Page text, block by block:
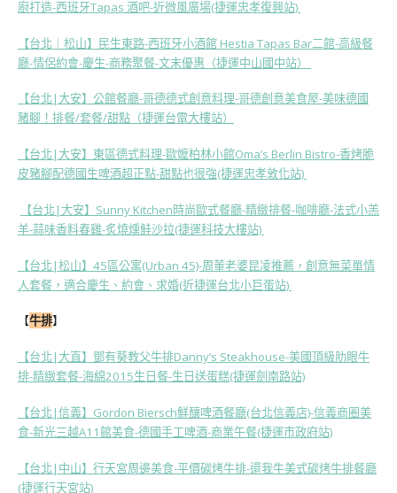
廚打造-西班牙Tapas 酒吧-近微風廣場(捷運忠孝復興站)
【台北｜松山】民生東路-西班牙小酒館 Hestia Tapas Bar二館-高級餐
廳-情侶約會-慶生-商務聚餐-文末優惠（捷運中山國中站）
【台北|大安】公館餐廳-哥德德式創意料理-哥德創意美食屋-美味德國
豬腳！排餐/套餐/甜點（捷運台電大樓站）
【台北|大安】東區德式料理-歐嬤柏林小館Oma’s Berlin Bistro-香烤脆
皮豬腳配德國生啤酒超正點-甜點也很強(捷運忠孝敦化站)
【台北|大安】Sunny Kitchen時尚歐式餐廳-精緻排餐-咖啡廳-法式小羔
羊-蒜味香料春雞-炙燒燻鮭沙拉(捷運科技大樓站)
【台北|松山】45區公寓(Urban 45)-周董老婆昆凌推薦，創意無菜單情
人套餐，適合慶生、約會、求婚(近捷運台北小巨蛋站)
【牛排】
【台北|大直】鄧有葵教父牛排Danny’s Steakhouse-美國頂級肋眼牛
排-精緻套餐-海綿2015生日餐-生日送蛋糕(捷運劍南路站)
【台北|信義】Gordon Biersch鮮釀啤酒餐廳(台北信義店)-信義商圈美
食-新光三越A11館美食-德國手工啤酒-商業午餐(捷運市政府站)
【台北|中山】行天宮周邊美食-平價碳烤牛排-還我牛美式碳烤牛排餐廳
(捷運行天宮站)